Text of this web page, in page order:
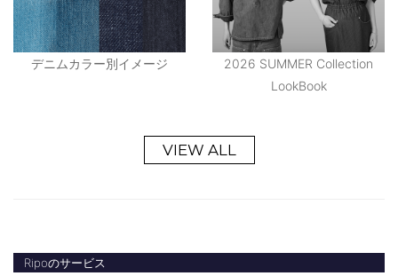
デニムカラー別イメージ
2026 SUMMER Collection
LookBook
VIEW ALL
Ripoのサービス